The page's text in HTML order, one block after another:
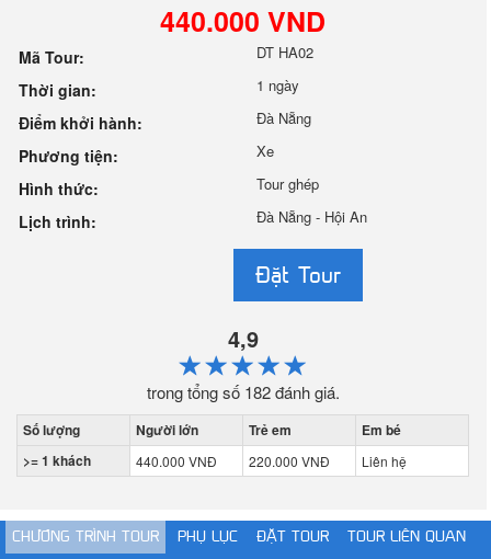
440.000 VND
Mã Tour: DT HA02
Thời gian: 1 ngày
Điểm khởi hành: Đà Nẵng
Phương tiện: Xe
Hình thức: Tour ghép
Lịch trình: Đà Nẵng - Hội An
Đặt Tour
4,9
trong tổng số 182đánh giá.
Số lượng Người lớn Trẻ em
Em bé
>= 1 khách
440.000 VNĐ 220.000 VNĐ Liên hệ
CHƯƠNG TRÌNH TOUR PHỤ LỤC ĐẶT TOUR
TOUR LIÊN QUAN